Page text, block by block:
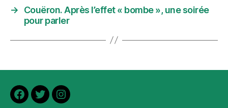
→
Couëron. Après l’effet « bombe », une soirée
pour parler
Facebook
TwitterInstagram